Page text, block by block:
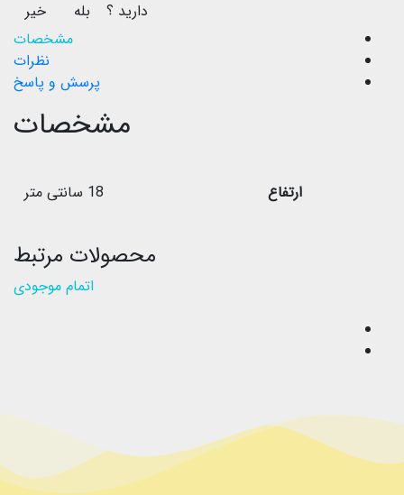
دارید ؟
بله
خیر
مشخصات
نظرات
پرسش و پاسخ
مشخصات
ارتفاع 18 سانتی متر
محصولات مرتبط
اتمام موجودی